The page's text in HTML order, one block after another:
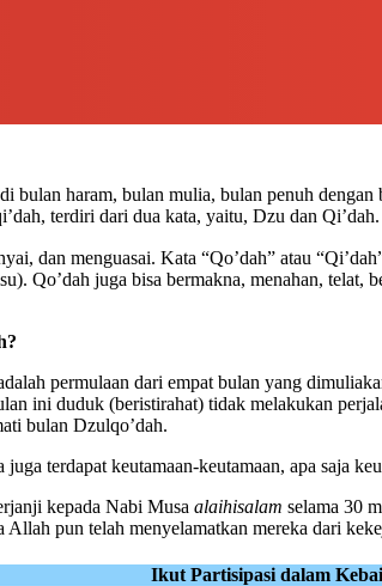
bulan haram, bulan mulia, bulan penuh
terdiri dari dua kata, yaitu, Dzu dan Qi’dah.
Qo’dah juga bisa bermakna, menahan,
permulaan dari empat bulan yang
ini duduk (beristirahat) tidak melakukan
bulan Dzulqo’dah.
terdapat keutamaan-keutamaan, apa saja
kepada Nabi Musa alaihisalam selama 30
Allah pun telah menyelamatkan mereka dari
Ikut Partisipasi dalam